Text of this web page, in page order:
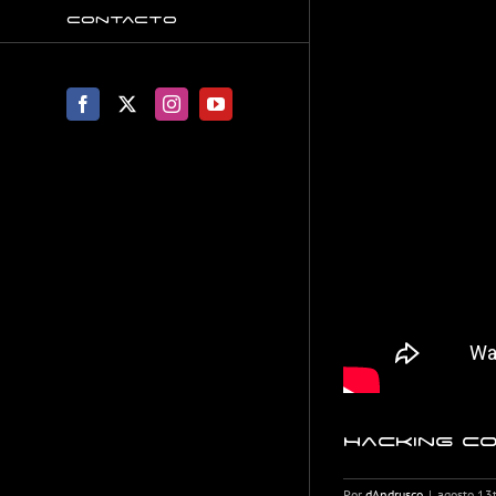
Contacto
Facebook
X InstagramYouTube
Hacking